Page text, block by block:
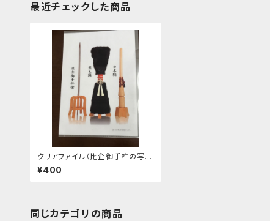
最近チェックした商品
クリアファイル（比企御手杵の写
真）
¥400
同じカテゴリの商品